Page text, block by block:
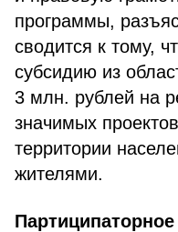
программы,
сводится к тому,
субсидию из
3 млн. рублей на
значимых
территории
жителями.